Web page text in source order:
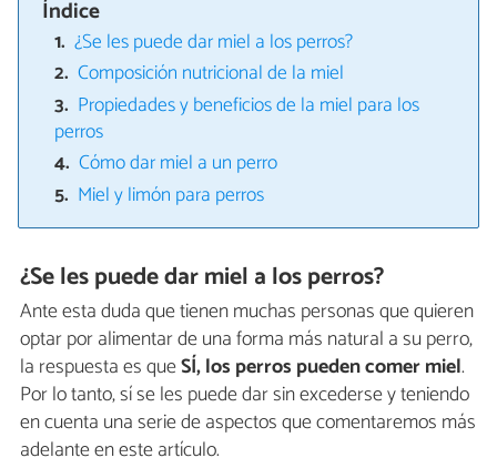
Índice
¿Se les puede dar miel a los perros?
Composición nutricional de la miel
Propiedades y beneficios de la miel para los
perros
Cómo dar miel a un perro
Miel y limón para perros
¿Se les puede dar miel a los perros?
Ante esta duda que tienen muchas personas que quieren
optar por alimentar de una forma más natural a su perro,
la respuesta es queSÍ, los perros pueden comer miel.
Por lo tanto, sí se les puede dar sin excederse y teniendo
en cuenta una serie de aspectos que comentaremos más
adelante en este artículo.